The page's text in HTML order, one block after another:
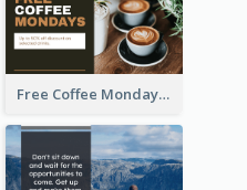
Free Coffee Mondays Cafe Facebook Post